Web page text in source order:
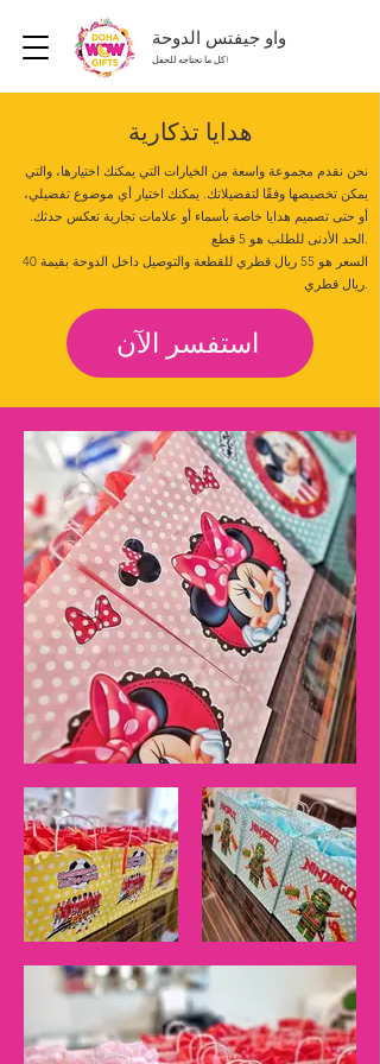
واو جيفتس الدوحة
كل ما تحتاجه للحفل!
هدايا تذكارية
نحن نقدم مجموعة واسعة من الخيارات التي يمكنك اختيارها، والتي
يمكن تخصيصها وفقًا لتفضيلاتك. يمكنك اختيار أي موضوع تفضيلي،
أو حتى تصميم هدايا خاصة بأسماء أو علامات تجارية تعكس حدثك.
الحد الأدنى للطلب هو 5 قطع.
السعر هو 55 ريال قطري للقطعة والتوصيل داخل الدوحة بقيمة 40
ريال قطري.
استفسر الآن